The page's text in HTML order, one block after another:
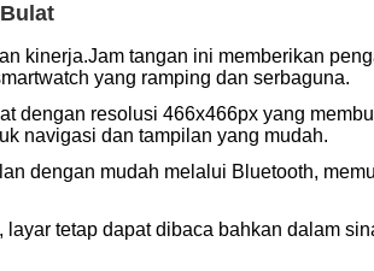
kinerja.Jam tangan ini memberikan
yang ramping dan serbaguna.
dengan resolusi 466x466px yang
navigasi dan tampilan yang mudah.
dengan mudah melalui Bluetooth,
, layar tetap dapat dibaca bahkan dalam